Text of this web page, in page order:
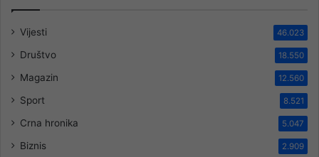
Vijesti 46.023
Društvo 18.550
Magazin 12.560
Sport 8.521
Crna hronika 5.047
Biznis 2.909